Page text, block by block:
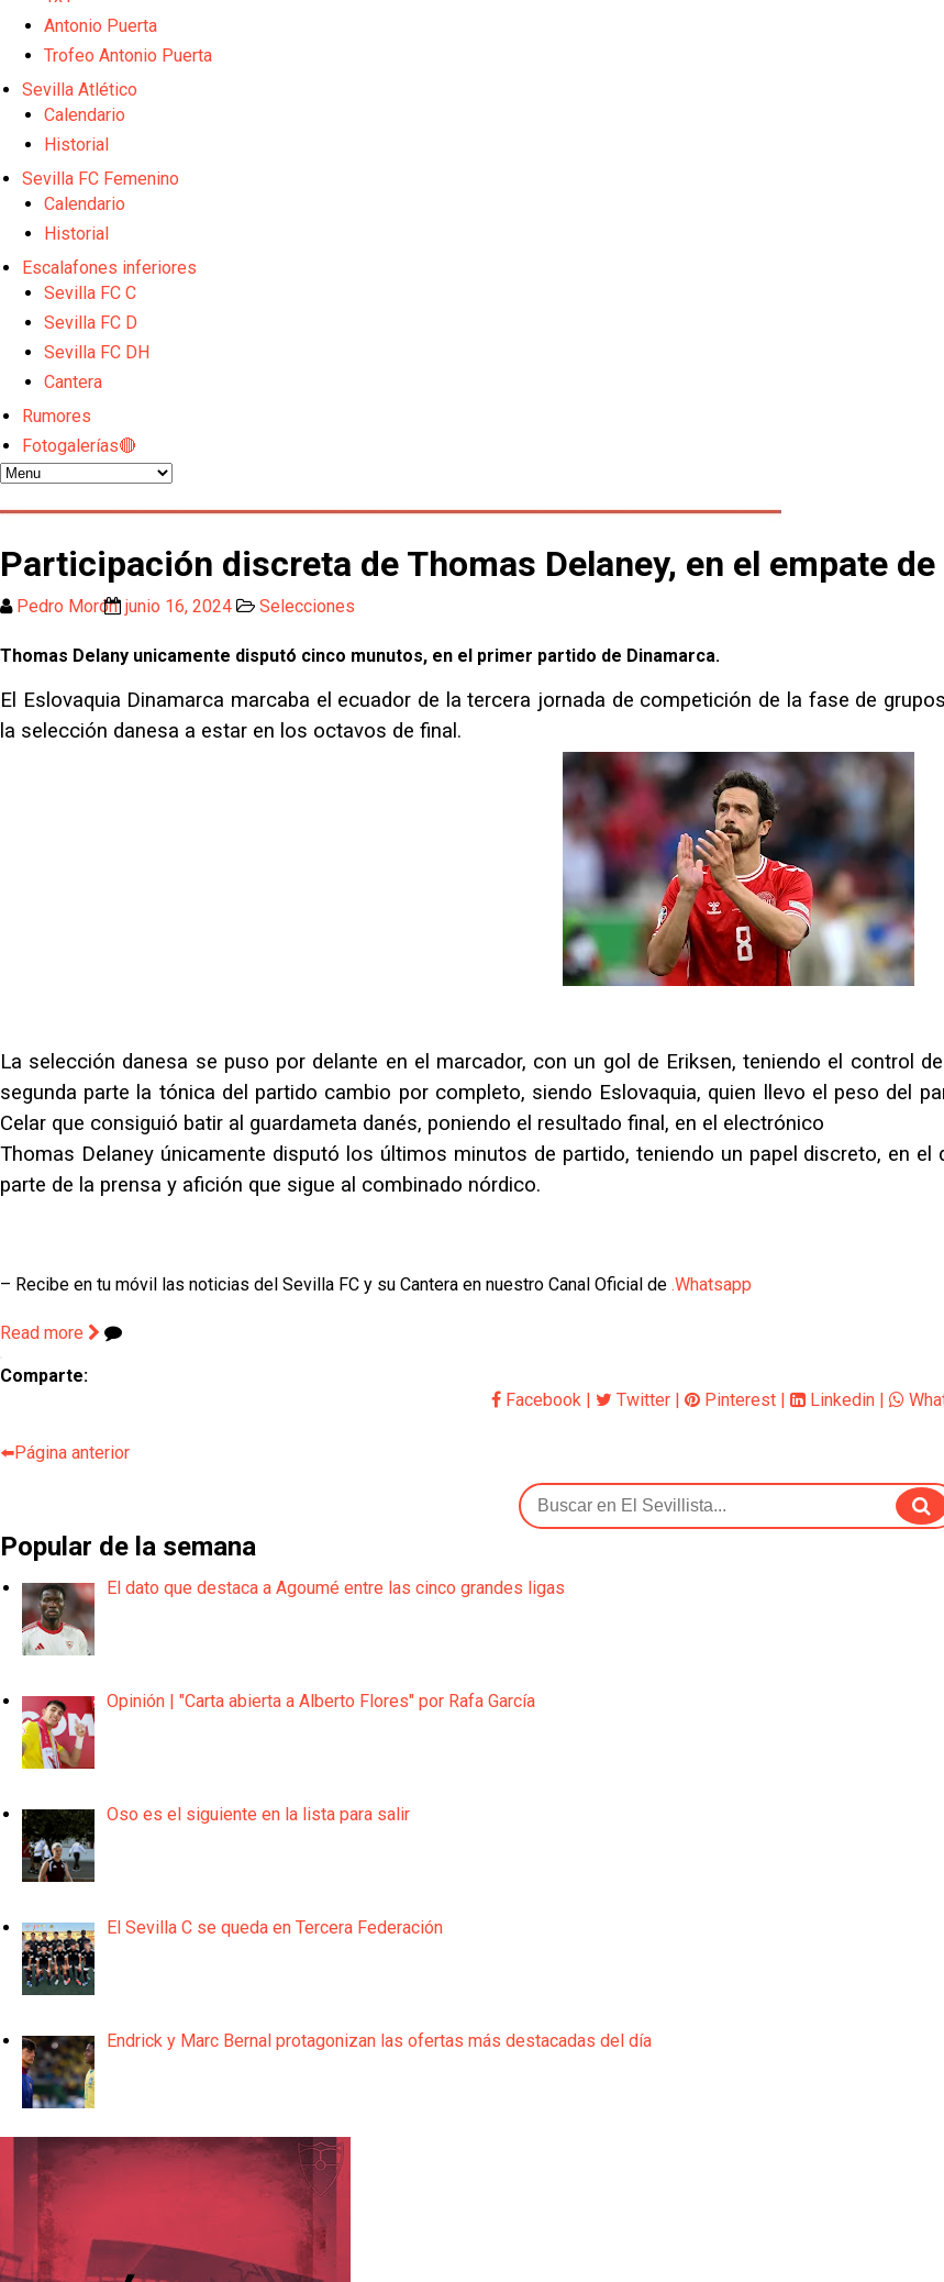
El dato que destaca a Agoumé entre las cinco grandes ligas
Juanlu de vuelta a Sevilla para cerrar su fichaje a la Premier
El Granada negocia con el Sevilla FC por Alberto Flores
El Sevilla continúa con despidos y rechaza una oferta de 420 millones por el club
El Sevilla mueve ficha por Robbie Ure: la opción 'A' para el ataque nervionense
Antonio Puerta
Trofeo Antonio Puerta
Sevilla Atlético
Calendario
Historial
Sevilla FC Femenino
Calendario
Historial
Escalafones inferiores
Sevilla FC C
Sevilla FC D
Sevilla FC DH
Cantera
Rumores
Fotogalerías🔴
Participación discreta de Thomas Delaney, en el empate
Pedro Morón junio 16, 2024 Selecciones
Thomas Delany unicamente disputó cinco munutos, en el primer partido de Dinamarca.
El Eslovaquia Dinamarca marcaba el ecuador de la tercera jornada de competición de la fase de
la selección danesa a estar en los octavos de final.
La selección danesa se puso por delante en el marcador, con un gol de Eriksen, teniendo el control
segunda parte la tónica del partido cambio por completo, siendo Eslovaquia, quien llevo el peso del
Celar que consiguió batir al guardameta danés, poniendo el resultado final, en el electrónico
Thomas Delaney únicamente disputó los últimos minutos de partido, teniendo un papel discreto, en
parte de la prensa y afición que sigue al combinado nórdico.
– Recibe en tu móvil las noticias del Sevilla FC y su Cantera en nuestro Canal Oficial de .Whatsapp
Read more
Comparte:
Facebook | Twitter | Pinterest | Linkedin |
⬅️Página anterior
Popular de la semana
El dato que destaca a Agoumé entre las cinco grandes ligas
Opinión | "Carta abierta a Alberto Flores" por Rafa García
Oso es el siguiente en la lista para salir
El Sevilla C se queda en Tercera Federación
Endrick y Marc Bernal protagonizan las ofertas más destacadas del día